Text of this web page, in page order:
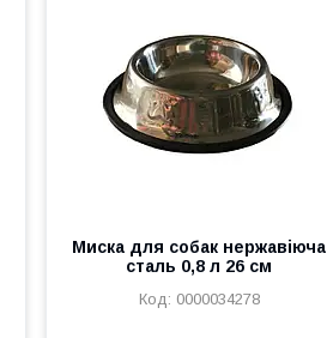
Миска для собак нержавіюча
сталь 0,8 л 26 см
0000034278